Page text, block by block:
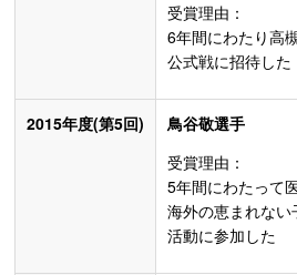
受賞理由：
6年間にわたり高
公式戦に招待した
2015年度(第5回)
鳥谷敬選手
受賞理由：
5年間にわたって
海外の恵まれな
活動に参加した